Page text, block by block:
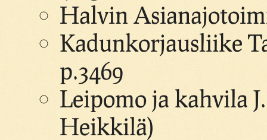
Halvin
Kadunkorjausliike
p.3469
Leipomo ja kahvila
Heikkilä)